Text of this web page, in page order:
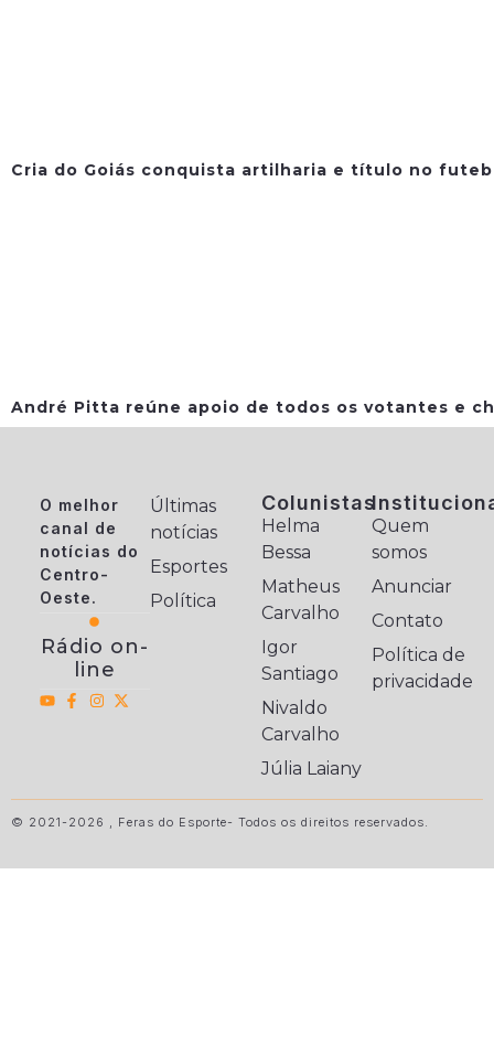
Cria do Goiás conquista artilharia e título no
André Pitta reúne apoio de todos os votantes e
O melhor
canal de
notícias do
Centro-
Oeste.
Rádio on-
line
Últimas
notícias
Esportes
Política
Colunistas
Helma
Bessa
Matheus
Carvalho
Igor
Santiago
Nivaldo
Carvalho
Júlia Laiany
Quem
somos
Anunciar
Contato
Política de
privacidade
© 2021-2026 , Feras do Esporte- Todos os direitos reservados.